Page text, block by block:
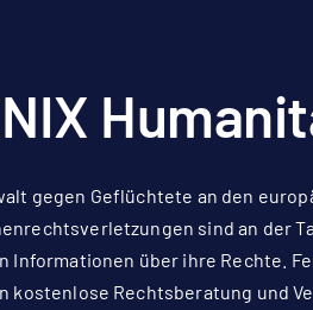
gegen Geflüchtete an den
sind an der
Informationen über ihre Rechte.
kostenlose Rechtsberatung und